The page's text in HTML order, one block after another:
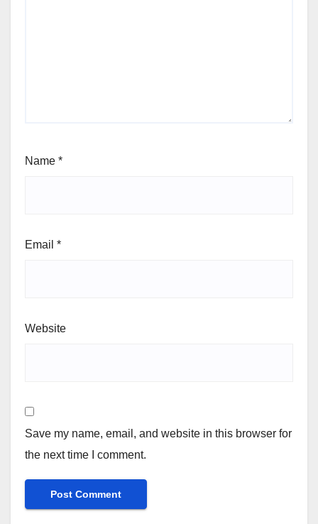
Name *
Email *
Website
Save my name, email, and website in this browser for
the next time I comment.